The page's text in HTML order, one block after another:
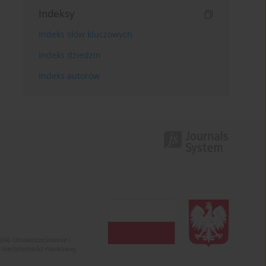
Indeksy
Indeks słów kluczowych
Indeks dziedzin
Indeks autorów